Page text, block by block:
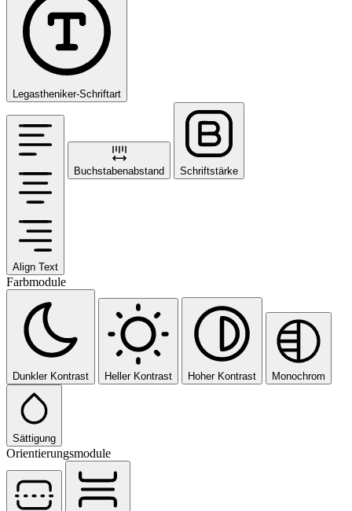
Legastheniker-Schriftart
Align Text
Buchstabenabstand Schriftstärke
Farbmodule
Dunkler Kontrast Heller Kontrast Hoher Kontrast Monochrom
Sättigung
Orientierungsmodule